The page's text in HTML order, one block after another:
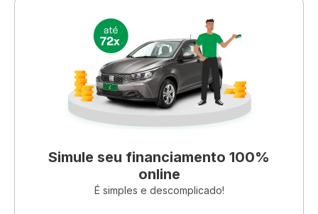
Simule seu financiamento 100%
online
É simples e descomplicado!